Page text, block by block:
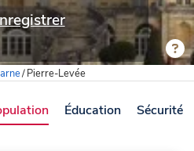
/Pierre-Levée
Éducation Sécurité